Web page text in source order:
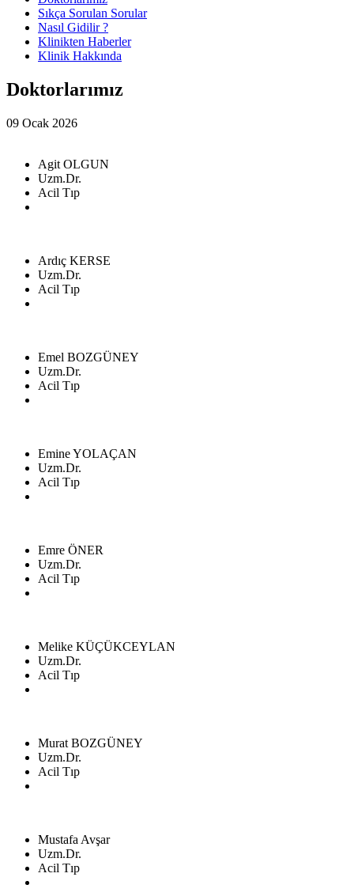
Sıkça Sorulan Sorular
Nasıl Gidilir ?
Klinikten Haberler
Klinik Hakkında
Doktorlarımız
09 Ocak 2026
Agit OLGUN
Uzm.Dr.
Acil Tıp
Ardıç KERSE
Uzm.Dr.
Acil Tıp
Emel BOZGÜNEY
Uzm.Dr.
Acil Tıp
Emine YOLAÇAN
Uzm.Dr.
Acil Tıp
Emre ÖNER
Uzm.Dr.
Acil Tıp
Melike KÜÇÜKCEYLAN
Uzm.Dr.
Acil Tıp
Murat BOZGÜNEY
Uzm.Dr.
Acil Tıp
Mustafa Avşar
Uzm.Dr.
Acil Tıp